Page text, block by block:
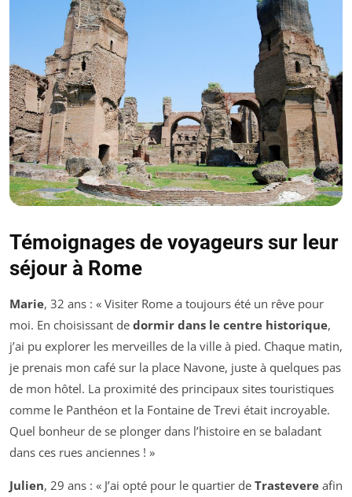
Témoignages de voyageurs sur leur
séjour à Rome
Marie, 32 ans : « Visiter Rome a toujours été un rêve pour
moi. En choisissant de dormir dans le centre historique,
j’ai pu explorer les merveilles de la ville à pied. Chaque matin,
je prenais mon café sur la place Navone, juste à quelques pas
de mon hôtel. La proximité des principaux sites touristiques
comme le Panthéon et la Fontaine de Trevi était incroyable.
Quel bonheur de se plonger dans l’histoire en se baladant
dans ces rues anciennes ! »
Julien, 29 ans : « J’ai opté pour le quartier de Trastevere afin